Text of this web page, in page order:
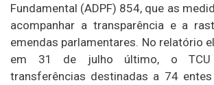
Fundamental (ADPF) 854, que as
acompanhar a transparência e a
emendas parlamentares. No relatório
em 31 de julho último, o TCU
transferências destinadas a 74